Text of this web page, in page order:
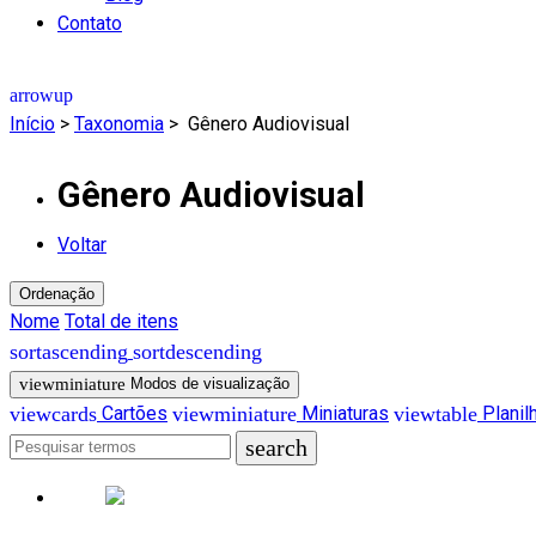
Contato
Início > Taxonomia > Gênero Audiovisual
Gênero Audiovisual
Voltar
Ordenação
Nome Total de itens
Modos de visualização
Cartões Miniaturas